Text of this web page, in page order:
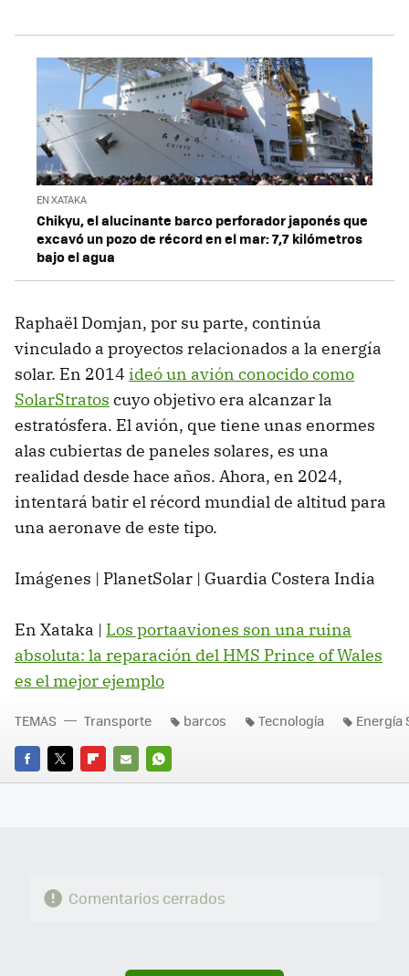
EN XATAKA
Chikyu, el alucinante barco perforador japonés que
excavó un pozo de récord en el mar: 7,7 kilómetros
bajo el agua
Raphaël Domjan, por su parte, continúa
vinculado a proyectos relacionados a la energía
solar. En 2014 ideó un avión conocido como
SolarStratos cuyo objetivo era alcanzar la
estratósfera. El avión, que tiene unas enormes
alas cubiertas de paneles solares, es una
realidad desde hace años. Ahora, en 2024,
intentará batir el récord mundial de altitud para
una aeronave de este tipo.
Imágenes | PlanetSolar | Guardia Costera India
En Xataka | Los portaaviones son una ruina
absoluta: la reparación del HMS Prince of Wales
es el mejor ejemplo
FACEBOOK
TWITTERFLIPBOARD
E-
WHATSAPP
TEMAS Transporte barcos Tecnología Energía
Comentarios cerrados